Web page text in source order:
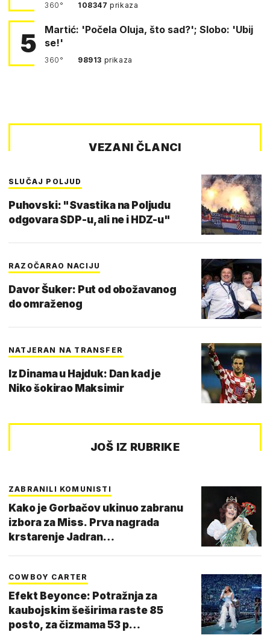
360° 108347prikaza
5
Martić: 'Počela Oluja, što sad?'; Slobo: 'Ubij
se!'
360° 98913 prikaza
VEZANI ČLANCI
SLUČAJ POLJUD
Puhovski: "Svastika na Poljudu
odgovara SDP-u, ali ne i HDZ-u"
RAZOČARAO NACIJU
Davor Šuker: Put od obožavanog
do omraženog
NATJERAN NA TRANSFER
Iz Dinama u Hajduk: Dan kad je
Niko šokirao Maksimir
JOŠ IZ RUBRIKE
ZABRANILI KOMUNISTI
Kako je Gorbačov ukinuo zabranu
izbora za Miss. Prva nagrada
krstarenje Jadran…
COWBOY CARTER
Efekt Beyonce: Potražnja za
kaubojskim šeširima raste 85
posto, za čizmama 53 p…